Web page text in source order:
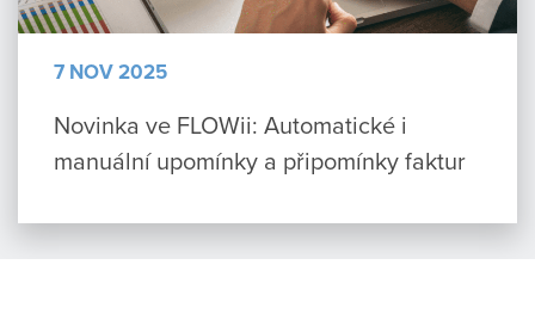
7 NOV 2025
Novinka ve FLOWii: Automatické i
manuální upomínky a připomínky faktur